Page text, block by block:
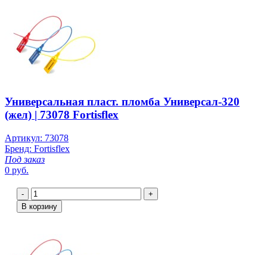
Универсальная пласт. пломба Универсал-320
(жел) | 73078 Fortisflex
Артикул: 73078
Бренд: Fortisflex
Под заказ
0 руб.
-
+
В корзину